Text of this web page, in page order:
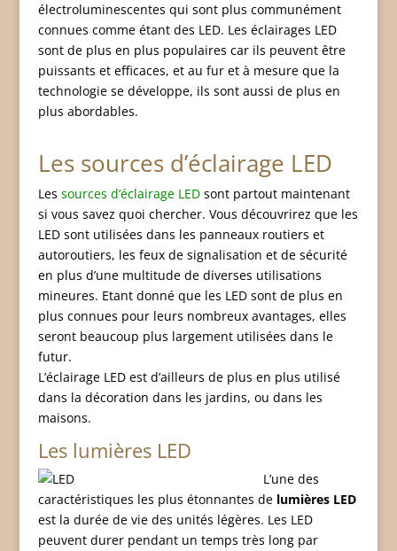
électroluminescentes qui sont plus communément
connues comme étant des LED. Les éclairages LED
sont de plus en plus populaires car ils peuvent être
puissants et efficaces, et au fur et à mesure que la
technologie se développe, ils sont aussi de plus en
plus abordables.
Les sources d’éclairage LED
Les sources d’éclairage LEDsont partout maintenant
si vous savez quoi chercher. Vous découvrirez que les
LED sont utilisées dans les panneaux routiers et
autoroutiers, les feux de signalisation et de sécurité
en plus d’une multitude de diverses utilisations
mineures. Etant donné que les LED sont de plus en
plus connues pour leurs nombreux avantages, elles
seront beaucoup plus largement utilisées dans le
futur.
L’éclairage LED est d’ailleurs de plus en plus utilisé
dans la décoration dans les jardins, ou dans les
maisons.
Les lumières LED
L’une des
caractéristiques les plus étonnantes delumières LED
est la durée de vie des unités légères. Les LED
peuvent durer pendant un temps très long par